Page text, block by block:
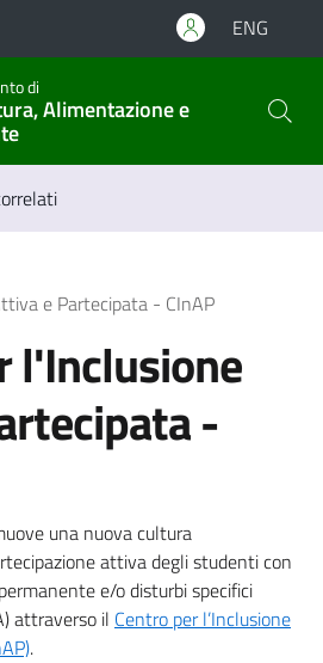
ENG
di
Alimentazione e
e Partecipata - CInAP
l'Inclusione
-
una nuova cultura
attiva degli studenti con
e/o disturbi specifici
attraverso il Centro per l’Inclusione
.